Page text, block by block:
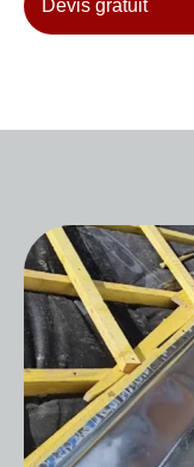
Devis gratuit